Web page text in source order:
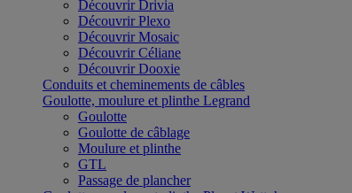
Découvrir Drivia
Découvrir Plexo
Découvrir Mosaic
Découvrir Céliane
Découvrir Dooxie
Conduits et cheminements de câbles
Goulotte, moulure et plinthe Legrand
Goulotte
Goulotte de câblage
Moulure et plinthe
GTL
Passage de plancher